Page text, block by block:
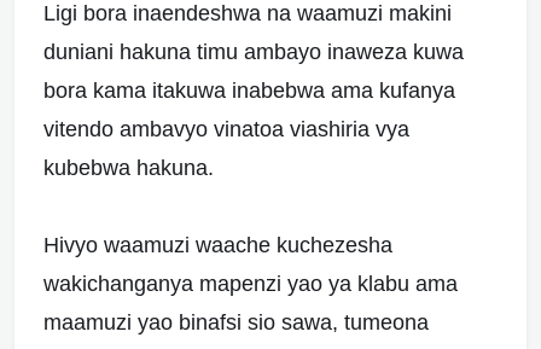
Ligi bora inaendeshwa na waamuzi makini
duniani hakuna timu ambayo inaweza kuwa
bora kama itakuwa inabebwa ama kufanya
vitendo ambavyo vinatoa viashiria vya
kubebwa hakuna.
Hivyo waamuzi waache kuchezesha
wakichanganya mapenzi yao ya klabu ama
maamuzi yao binafsi sio sawa, tumeona